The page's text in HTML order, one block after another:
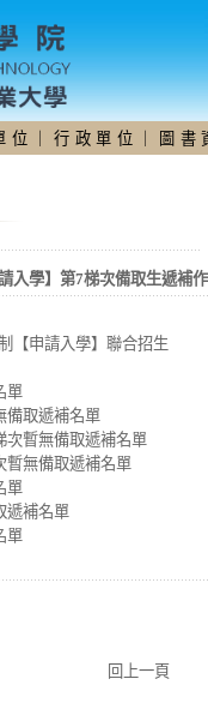
位 ｜行 政 單 位 圖 書
入學】第7梯次備取生遞補
【申請入學】聯合招生
單
備取遞補名單
次暫無備取遞補名單
暫無備取遞補名單
單
遞補名單
單
回上一頁